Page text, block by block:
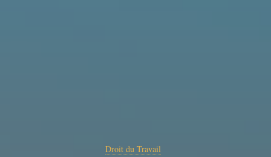
Droit du Travail